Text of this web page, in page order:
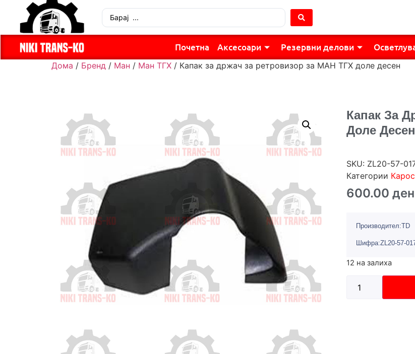
Почетна Аксесоари Резервни делови
Дома / Бренд / Ман / Ман ТГХ / Капак за држач за ретровизор за МАН ТГХ доле десен
Капак За
Доле Десен
SKU: ZL20-57-
Категории
600.00 ден
Производител:TD
Шифра:ZL20-57-
12 на залиха